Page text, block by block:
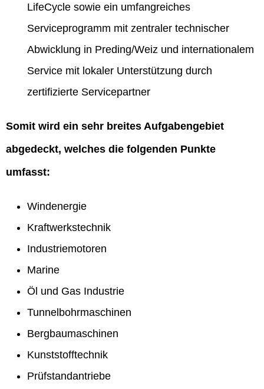
LifeCycle sowie ein umfangreiches
Serviceprogramm mit zentraler technischer
Abwicklung in Preding/Weiz und internationalem
Service mit lokaler Unterstützung durch
zertifizierte Servicepartner
Somit wird ein sehr breites Aufgabengebiet
abgedeckt, welches die folgenden Punkte
umfasst:
Windenergie
Kraftwerkstechnik
Industriemotoren
Marine
Öl und Gas Industrie
Tunnelbohrmaschinen
Bergbaumaschinen
Kunststofftechnik
Prüfstandantriebe